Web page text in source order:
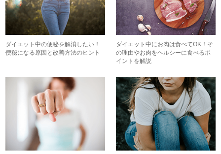
ダイエット中の便秘を解消したい！
便秘になる原因と改善方法のヒント
ダイエット中にお肉は食べてOK！そ
の理由やお肉をヘルシーに食べるポ
イントを解説